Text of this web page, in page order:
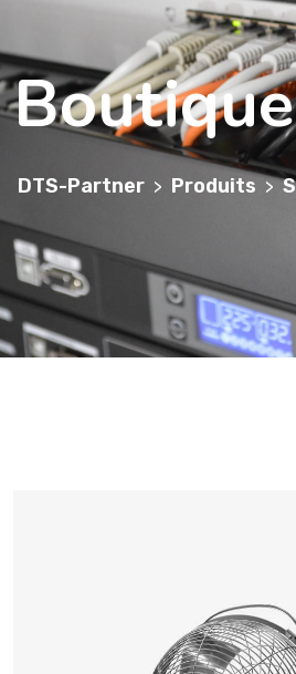
Boutique
DTS-Partner > Produits >